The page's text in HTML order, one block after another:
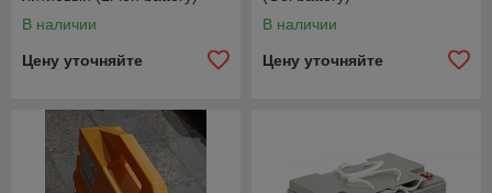
В наличии
Цену уточняйте
В наличии
Цену уточняйте